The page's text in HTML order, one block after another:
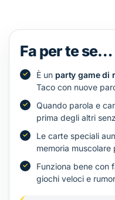
Fa per te se…
È un party game di
Taco con nuove
Quando parola e
prima degli altri
Le carte speciali
memoria
Funziona bene con
giochi veloci e